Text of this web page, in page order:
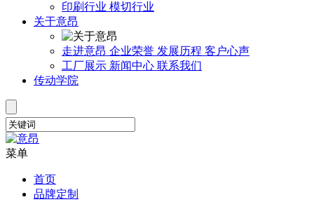
印刷行业 模切行业
关于意昂
走进意昂 企业荣誉 发展历程 客户心声
工厂展示 新闻中心 联系我们
传动学院
菜单
首页
品牌定制